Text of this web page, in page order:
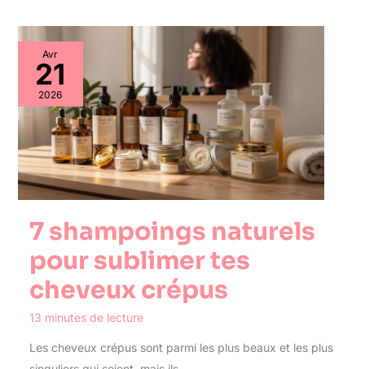
Avr
21
2026
7 shampoings naturels
pour sublimer tes
cheveux crépus
13 minutes de lecture
Les cheveux crépus sont parmi les plus beaux et les plus